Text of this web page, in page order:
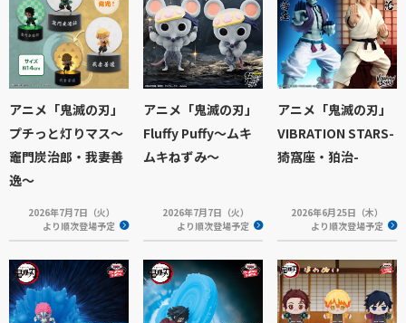
アニメ「鬼滅の刃」
プチっと灯りマス～
竈門炭治郎・我妻善
逸～
2026年7月7日（火）
より順次登場予定
アニメ「鬼滅の刃」
Fluffy Puffy～ムキ
ムキねずみ～
2026年7月7日（火）
より順次登場予定
アニメ「鬼滅の刃」
VIBRATION STARS-
猗窩座・狛治-
2026年6月25日（木）
より順次登場予定